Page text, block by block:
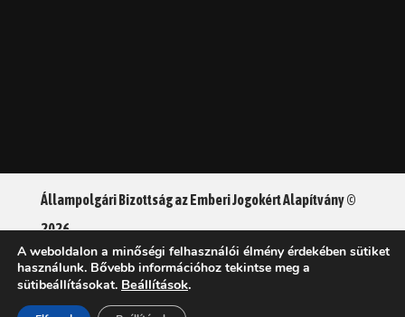
Állampolgári Bizottság az Emberi Jogokért Alapítvány ©
2026
Adatkezelési tájékoztató
A weboldalon a minőségi felhasználói élmény érdekében sütiket
használunk. Bővebb információhoz tekintse meg a
sütibeállításokat. Beállítások.